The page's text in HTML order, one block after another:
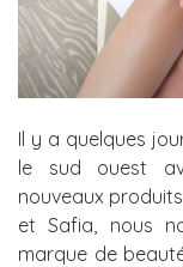
Il y a quelques
le sud ouest
nouveaux
et Safia, nous
marque de